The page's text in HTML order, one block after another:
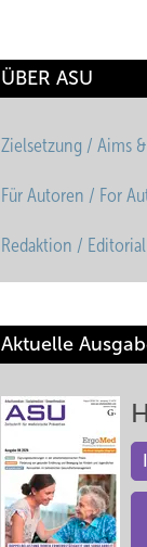
ÜBER ASU
Zielsetzung / Aims
Für Autoren / For
Redaktion /
Aktuelle